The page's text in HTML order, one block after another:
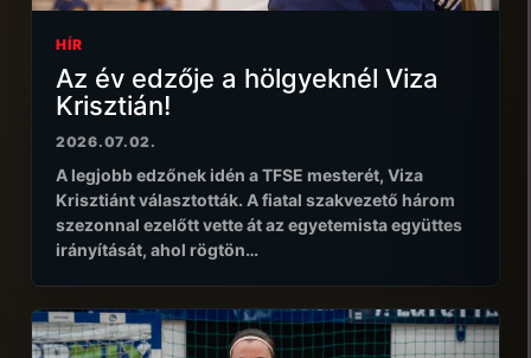
HÍR
Az év edzője a hölgyeknél Viza
Krisztián!
2026.07.02.
A legjobb edzőnek idén a TFSE mesterét, Viza
Krisztiánt választották. A fiatal szakvezető három
szezonnal ezelőtt vette át az egyetemista együttes
irányítását, ahol rögtön…